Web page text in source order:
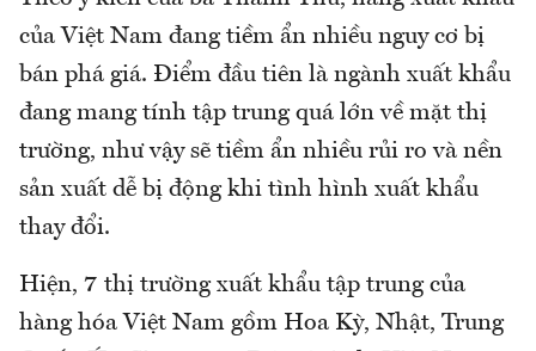
của Việt Nam đang tiềm ẩn nhiều nguy cơ bị
bán phá giá. Điểm đầu tiên là ngành xuất khẩu
đang mang tính tập trung quá lớn về mặt thị
trường, như vậy sẽ tiềm ẩn nhiều rủi ro và nền
sản xuất dễ bị động khi tình hình xuất khẩu
thay đổi.
Hiện, 7 thị trường xuất khẩu tập trung của
hàng hóa Việt Nam gồm Hoa Kỳ, Nhật, Trung